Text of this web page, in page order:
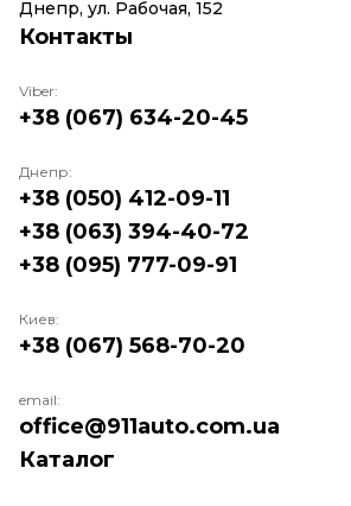
Днепр, ул. Рабочая, 152
Каталог
Контакты
Viber:
+38 (067) 634-20-45
Днепр:
+38 (050) 412-09-11
+38 (063) 394-40-72
+38 (095) 777-09-91
Киев:
+38 (067) 568-70-20
email:
office@911auto.com.ua